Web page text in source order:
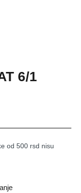
6/1
od 500 rsd nisu